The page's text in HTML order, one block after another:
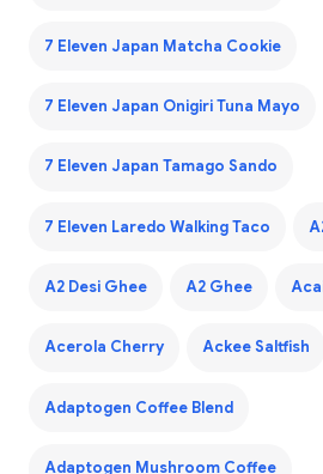
7 Eleven Japan Matcha Cookie
7 Eleven Japan Onigiri Tuna Mayo
7 Eleven Japan Tamago Sando
7 Eleven Laredo Walking Taco
A2 Desi Ghee A2 Ghee
Acerola Cherry Ackee Saltfish
Adaptogen Coffee Blend
Adaptogen Mushroom Coffee